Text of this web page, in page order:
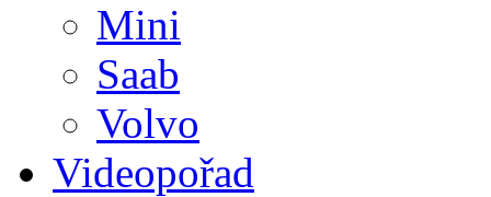
Mini
Saab
Volvo
Videopořad